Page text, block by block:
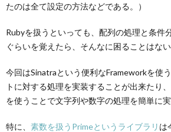
たのは全て設定の方法などである。）
Rubyを扱うといっても、配列の処理と条件
ぐらいを覚えたら、そんなに困ることはな
今回はSinatraという便利なFrameworkを使
トに対する処理を実装することが出来たり
を使うことで文字列や数字の処理を簡単に実
特に、 素数を扱うPrimeというライブラリ は